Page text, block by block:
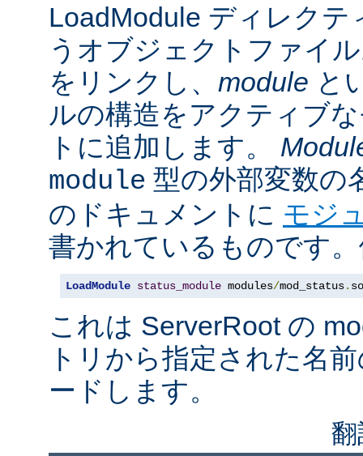
LoadModule ディレク
うオブジェクトファイ
をリンクし、 module と
ルの構造をアクティブ
トに追加します。
module 型の外部変数の
のドキュメントに モジ
書かれているものです
LoadModule status_module modules/mod_status. so
これは ServerRoot の
トリから指定された名
ードします。